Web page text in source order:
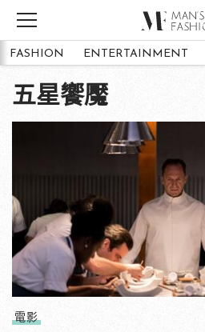
FASHION ENTERTAINMENT
五星饗魘
電影